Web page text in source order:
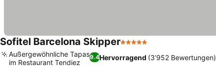
Sofitel Barcelona Skipper5 Sterne
9.4Hervorragend (3’952 Bewertungen)
Außergewöhnliche Tapas
im Restaurant Tendiez